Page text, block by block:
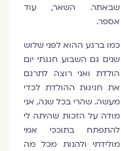
שבאתר. השאר, עוד
אספר.
כמו ברגע ההוא לפני שלוש
שנים גם השבוע חגגתי יום
הולדת ואני רוצה לתרגם
את חגיגות ההולדת לכדי
מעשה. שהרי בכל שנה, אני
מודה על הזכות שהיתה לי
להתפתח בתוככי אמי
מולידתי ולהנות מכל מה